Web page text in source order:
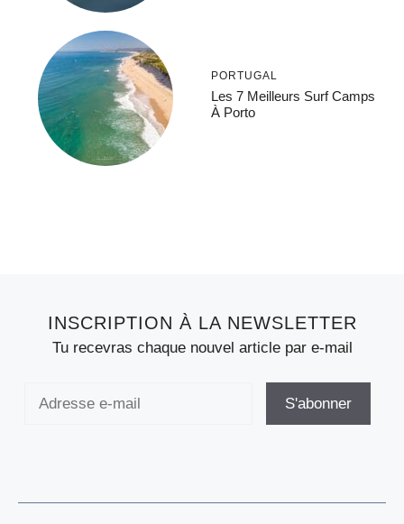
PORTUGAL
Les 7 Meilleurs Surf Camps
À Porto
INSCRIPTION À LA NEWSLETTER
Tu recevras chaque nouvel article par e-mail